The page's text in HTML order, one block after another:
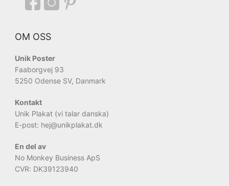
OM OSS
Unik Poster
Faaborgvej 93
5250 Odense SV, Danmark
Kontakt
Unik Plakat (vi talar danska)
E-post: hej@unikplakat.dk
En del av
No Monkey Business ApS
CVR: DK39123940